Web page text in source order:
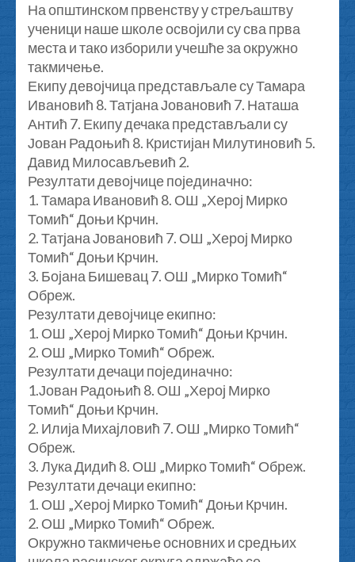
првенство
у
стрељаштву,
Крчин
01.10.2020.
На општинском првенству у стрељаштву
ученици наше школе освојили су сва прва
места и тако изборили учешће за окружно
такмичење.
Екипу девојчица представљале су Тамара
Ивановић 8. Татјана Јовановић 7. Наташа
Антић 7. Екипу дечака представљали су
Јован Радоњић 8. Кристијан Милутиновић 5.
Давид Милосављевић 2.
Резултати девојчице појединачно:
1. Тамара Ивановић 8. ОШ „Херој Мирко
Томић“ Доњи Крчин.
2. Татјана Јовановић 7. ОШ „Херој Мирко
Томић“ Доњи Крчин.
3. Бојана Бишевац 7. ОШ „Мирко Томић“
Обреж.
Резултати девојчице екипно:
1. ОШ „Херој Мирко Томић“ Доњи Крчин.
2. ОШ „Мирко Томић“ Обреж.
Резултати дечаци појединачно:
1.Јован Радоњић 8. ОШ „Херој Мирко
Томић“ Доњи Крчин.
2. Илија Михајловић 7. ОШ „Мирко Томић“
Обреж.
3. Лука Дидић 8. ОШ „Мирко Томић“ Обреж.
Резултати дечаци екипно:
1. ОШ „Херој Мирко Томић“ Доњи Крчин.
2. ОШ „Мирко Томић“ Обреж.
Окружно такмичење основних и средњих